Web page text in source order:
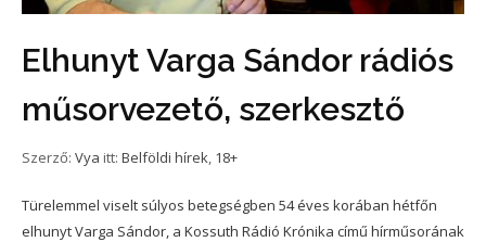
Elhunyt Varga Sándor rádiós
műsorvezető, szerkesztő
Szerző: Vya itt: Belföldi hírek 18+
Türelemmel viselt súlyos betegségben 54 éves korában hétfőn
elhunyt Varga Sándor, a Kossuth Rádió Krónika című hírműsorának